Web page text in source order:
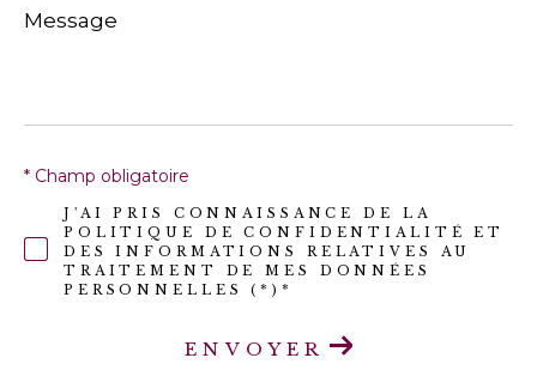
Message
*
J'AI PRIS CONNAISSANCE DE LA
POLITIQUE DE CONFIDENTIALITÉ ET
DES INFORMATIONS RELATIVES AU
TRAITEMENT DE MES DONNÉES
PERSONNELLES (*)*
* Champ obligatoire
ENVOYER